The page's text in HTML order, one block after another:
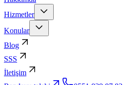
Hizmetler
Konular
Blog
SSS
İletişim